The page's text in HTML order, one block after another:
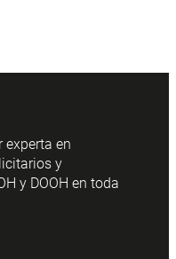
experta en
y
y DOOH en toda